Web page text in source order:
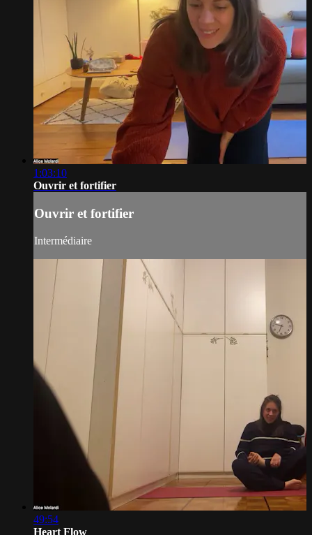
1:03:10
Ouvrir et fortifier
Ouvrir et fortifier
Intermédiaire
49:54
Heart Flow